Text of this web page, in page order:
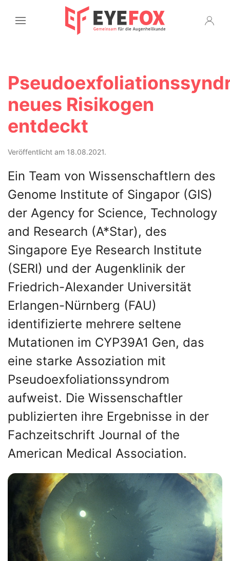
neues Risikogen
entdeckt
Veröffentlicht am 18.08.2021.
Ein Team von Wissenschaftlern des
Genome Institute of Singapor (GIS)
der Agency for Science, Technology
and Research (A*Star), des
Singapore Eye Research Institute
(SERI) und der Augenklinik der
Friedrich-Alexander Universität
Erlangen-Nürnberg (FAU)
identifizierte mehrere seltene
Mutationen im CYP39A1 Gen, das
eine starke Assoziation mit
Pseudoexfoliationssyndrom
aufweist. Die Wissenschaftler
publizierten ihre Ergebnisse in der
Fachzeitschrift Journal of the
American Medical Association.